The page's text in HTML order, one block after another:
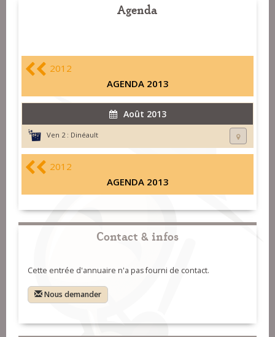
Agenda
2012
AGENDA 2013
Août 2013
Ven 2 : Dinéault
2012
AGENDA 2013
Contact & infos
Cette entrée d'annuaire n'a pas fourni de contact.
Nous demander